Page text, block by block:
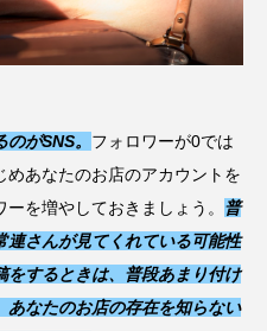
がSNS。 フォロワーが0では
あなたのお店のアカウントを
を増やしておきましょう。 普
さんが見てくれている可能性
をするときは、普段あまり付け
あなたのお店の存在を知らない